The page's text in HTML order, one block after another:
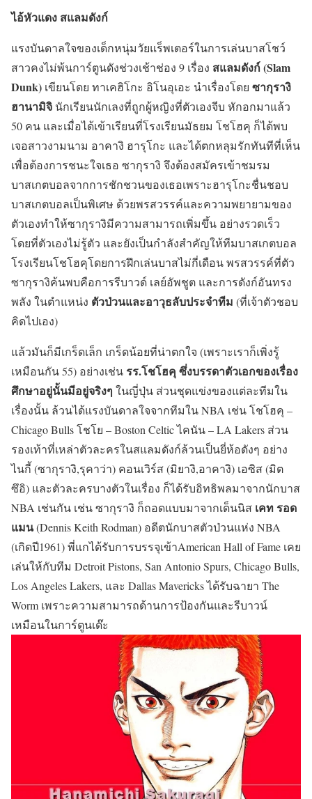
ไอ้หัวแดง สแลมดังก์
แรงบันดาลใจของเด็กหนุ่มวัยแร็พเตอร์ในการเล่นบาสโชว์
สาวคงไม่พ้นการ์ตูนดังช่วงเช้าช่อง 9 เรื่อง สแลมดังก์ (Slam
Dunk) เขียนโดย ทาเคฮิโกะ อิโนอุเอะ นำเรื่องโดย ซากุรางิ
ฮานามิจิ นักเรียนนักเลงที่ถูกผู้หญิงที่ตัวเองจีบ หักอกมาแล้ว
50 คน และเมื่อได้เข้าเรียนที่โรงเรียนมัธยม โชโฮคุ ก็ได้พบ
เจอสาวงามนาม อาคางิ ฮารุโกะ และได้ตกหลุมรักทันทีที่เห็น
เพื่อต้องการชนะใจเธอ ซากุรางิ จึงต้องสมัครเข้าชมรม
บาสเกตบอลจากการชักชวนของเธอเพราะฮารุโกะชื่นชอบ
บาสเกตบอลเป็นพิเศษ ด้วยพรสวรรค์และความพยายามของ
ตัวเองทำให้ซากุรางิมีความสามารถเพิ่มขึ้น อย่างรวดเร็ว
โดยที่ตัวเองไม่รู้ตัว และยังเป็นกำลังสำคัญให้ทีมบาสเกตบอล
โรงเรียนโชโฮคุโดยการฝึกเล่นบาสไม่กี่เดือน พรสวรรค์ที่ตัว
ซากุรางิค้นพบคือการรีบาวด์ เลย์อัพชูต และการดังก์อันทรง
พลัง ในตำแหน่ง ตัวป่วนและอาวุธลับประจำทีม (ที่เจ้าตัวชอบ
คิดไปเอง)
แล้วมันก็มีเกร็ดเล็ก เกร็ดน้อยที่น่าตกใจ (เพราะเราก็เพิ่งรู้
เหมือนกัน 55) อย่างเช่น รร.โชโฮคุ ซึ่งบรรดาตัวเอกของเรื่อง
ศึกษาอยู่นั้นมีอยู่จริงๆ ในญี่ปุ่น ส่วนชุดแข่งของแต่ละทีมใน
เรื่องนั้น ล้วนได้แรงบันดาลใจจากทีมใน NBA เช่น โชโฮคุ –
Chicago Bulls โชโย – Boston Celtic ไคนัน – LA Lakers ส่วน
รองเท้าที่เหล่าตัวละครในสแลมดังก์ล้วนเป็นยี่ห้อดังๆ อย่าง
ไนกี้ (ซากุรางิ,รุคาว่า) คอนเวิร์ส (มิยางิ,อาคางิ) เอซิส (มิต
ซึอิ) และตัวละครบางตัวในเรื่อง ก็ได้รับอิทธิพลมาจากนักบาส
NBA เช่นกัน เช่น ซากุรางิ ก็ถอดแบบมาจากเด็นนิส เคท รอด
แมน(Dennis Keith Rodman) อดีตนักบาสตัวป่วนแห่ง NBA
(เกิดปี1961) พี่แกได้รับการบรรจุเข้าAmerican Hall of Fame เคย
เล่นให้กับทีม Detroit Pistons, San Antonio Spurs, Chicago Bulls,
Los Angeles Lakers, และ Dallas Mavericks ได้รับฉายา The
Worm เพราะความสามารถด้านการป้องกันและรีบาวน์
เหมือนในการ์ตูนเด๊ะ